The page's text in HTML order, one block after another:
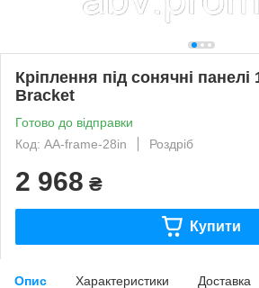
Кріплення під сонячні
Bracket
Готово до відправки
Код: AA-frame-28in
Роздріб
2 968 ₴
Купити
Опис Характеристики Доставка